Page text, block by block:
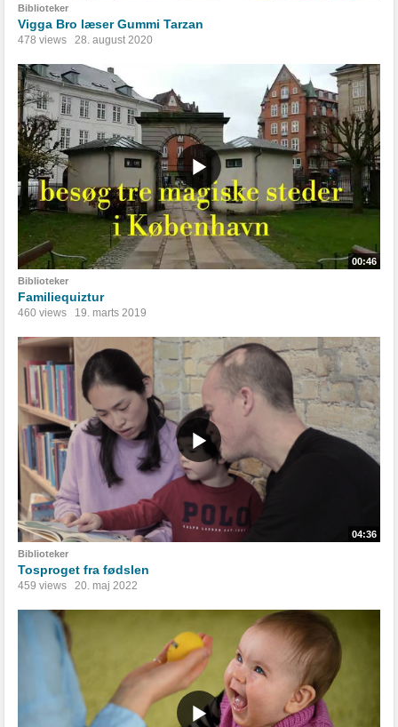
Biblioteker
Vigga Bro læser Gummi Tarzan
478 views 28. august 2020
00:46
Biblioteker
Familiequiztur
460 views 19. marts 2019
04:36
Biblioteker
Tosproget fra fødslen
459 views 20. maj 2022